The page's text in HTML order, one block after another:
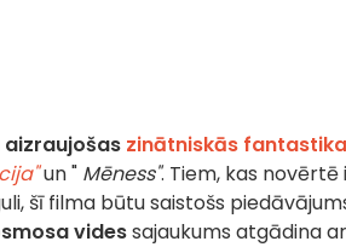
aizraujošas zinātniskās
un " Mēness". Tiem, kas
šī filma būtu saistošs
videssajaukums atgādina